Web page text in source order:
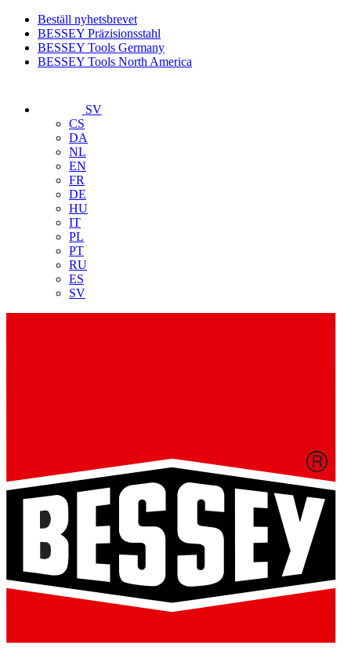
Beställ nyhetsbrevet
BESSEY Präzisionsstahl
BESSEY Tools Germany
BESSEY Tools North America
SV
CS
DA
NL
EN
FR
DE
HU
IT
PL
PT
RU
ES
SV